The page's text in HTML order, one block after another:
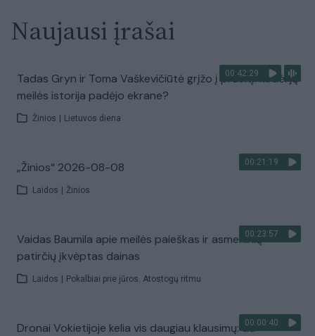
Naujausi įrašai
00:42:29
Tadas Gryn ir Toma Vaškevičiūtė grįžo į praeitį: kodėl jų
meilės istorija padėjo ekrane?
Žinios Lietuvos diena
00:21:19
„Žinios“ 2026-08-08
Laidos Žinios
00:23:57
Vaidas Baumila apie meilės paieškas ir asmeninių
patirčių įkvėptas dainas
Laidos Pokalbiai prie jūros. Atostogų ritmu
00:00:40
Dronai Vokietijoje kelia vis daugiau klausimų: du